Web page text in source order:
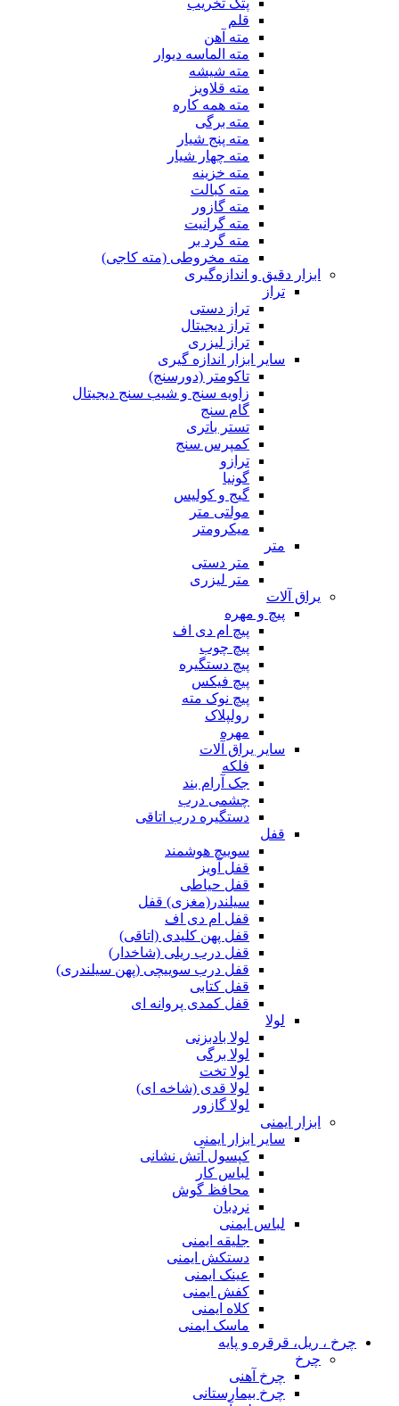
قلم
مته آهن
مته الماسه دیوار
مته شیشه
مته قلاویز
مته همه کاره
مته برگی
مته پنج شیار
مته چهار شیار
مته خزینه
مته کبالت
مته گازور
مته گرانیت
مته گرد بر
مته مخروطی (مته کاجی)
ابزار دقیق و اندازه‌گیری
تراز
تراز دستی
تراز دیجیتال
تراز لیزری
سایر ابزار اندازه گیری
تاکومتر (دورسنج)
زاویه سنج و شیب سنج دیجیتال
گام سنج
تستر باتری
کمپرس سنج
ترازو
گونیا
گیج و کولیس
مولتی متر
میکرومتر
متر
متر دستی
متر لیزری
یراق آلات
پیچ و مهره
پیچ ام دی اف
پیچ چوب
پیچ دستگیره
پیچ فیکس
پیچ نوک مته
رولپلاک
مهره
سایر یراق آلات
فلکه
جک آرام بند
چشمی درب
دستگیره درب اتاقی
قفل
سوییچ هوشمند
قفل آویز
قفل حیاطی
سیلندر(مغزی) قفل
قفل ام دی اف
قفل پهن کلیدی (اتاقی)
قفل درب ریلی (شاخدار)
قفل درب سوییچی (پهن سیلندری)
قفل کتابی
قفل کمدی پروانه ای
لولا
لولا بادبزنی
لولا برگی
لولا تخت
لولا قدی (شاخه ای)
لولا گازور
ابزار ایمنی
سایر ابزار ایمنی
کپسول آتش نشانی
لباس کار
محافظ گوش
نردبان
لباس ایمنی
جلیقه ایمنی
دستکش ایمنی
عینک ایمنی
کفش ایمنی
کلاه ایمنی
ماسک ایمنی
چرخ ، ریل، قرقره و پایه
چرخ
چرخ آهنی
چرخ بیمارستانی